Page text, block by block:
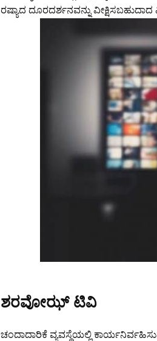
ರಷ್ಯಾದ ದೂರದರ್ಶನವನ್ನು ವೀಕ್ಷಿಸಬಹುದಾದ
ಶರವೋಝ್ ಟಿವಿ
ಚಂದಾದಾರಿಕೆ ವ್ಯವಸ್ಥೆಯಲ್ಲಿ